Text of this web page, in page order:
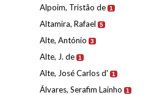
Alpoim, Tristão de 1
Altamira, Rafael 5
Alte, António 3
Alte, J. de 1
Alte, José Carlos d' 1
Álvares, Serafim Lainho 1